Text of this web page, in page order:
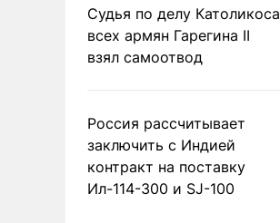
Судья по делу Католикоса
всех армян Гарегина II
взял самоотвод
Россия рассчитывает
заключить с Индией
контракт на поставку
Ил-114-300 и SJ-100